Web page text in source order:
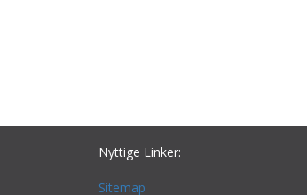
Nyttige Linker:
Sitemap